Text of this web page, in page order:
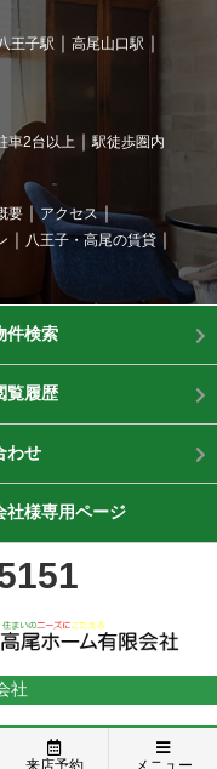
王子駅
高尾山口駅
車2台以上 駅徒歩圏内
要
アクセス
八王子・高尾の賃貸
件検索
覧履歴
わせ
社様専用ページ
社
来店予約 メニュー